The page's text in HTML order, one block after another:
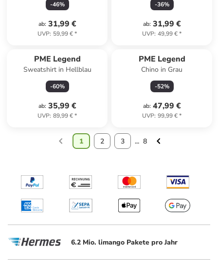
-46%
ab: 31,99 €
UVP: 59,99 €*
-36%
ab: 31,99 €
UVP: 49,99 €*
PME Legend
Sweatshirt in Hellblau
-60%
ab: 35,99 €
UVP: 89,99 €*
PME Legend
Chino in Grau
-52%
ab: 47,99 €
UVP: 99,99 €*
1 2 3 ... 8
6.2 Mio. limango Pakete pro Jahr